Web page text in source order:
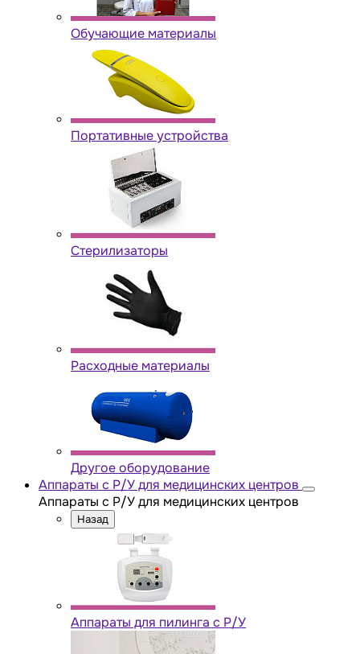
Обучающие материалы
Портативные устройства
Стерилизаторы
Расходные материалы
Другое оборудование
Аппараты с Р/У для медицинских центров
Аппараты с Р/У для медицинских центров
Назад
Аппараты для пилинга с Р/У